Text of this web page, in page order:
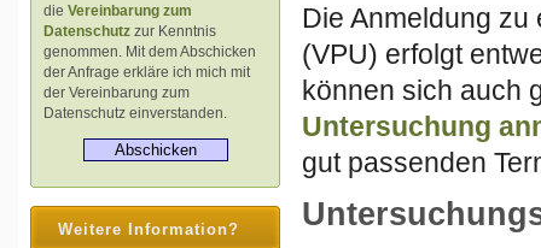
die Vereinbarung zum
Datenschutz zur Kenntnis
genommen. Mit dem Abschicken
der Anfrage erkläre ich mich mit
der Vereinbarung zum
Datenschutz einverstanden.
Weitere Information?
Die Anmeldung
(VPU) erfolgt
können sich auch
Untersuchung
gut passenden